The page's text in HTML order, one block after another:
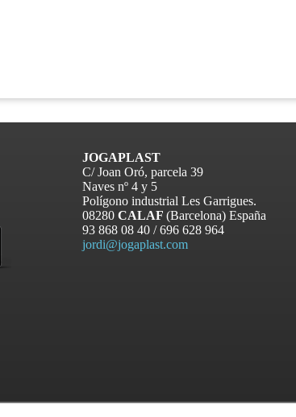
JOGAPLAST
C/ Joan Oró, parcela 39
Naves nº 4 y 5
Polígono industrial Les Garrigues.
08280 CALAF(Barcelona)España
93 868 08 40 / 696 628 964
jordi@jogaplast.com